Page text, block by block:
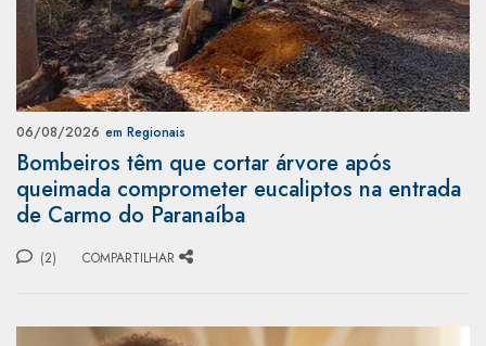
06/08/2026 em Regionais
Bombeiros têm que cortar árvore após
queimada comprometer eucaliptos na entrada
de Carmo do Paranaíba
(2) COMPARTILHAR